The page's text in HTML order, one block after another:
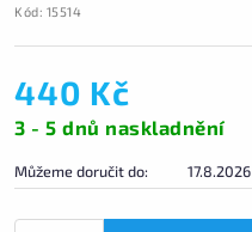
Kód: 15514
440 Kč
3 - 5 dnů naskladnění
Můžeme doručit do: 17.8.2026